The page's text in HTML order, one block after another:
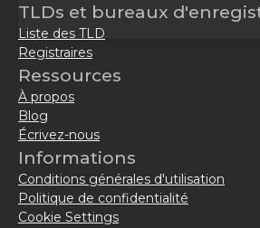
TLDs et bureaux
Liste des TLD
Registraires
Ressources
À propos
Blog
Écrivez-nous
Informations
Conditions générales d'utilisation
Politique de confidentialité
Cookie Settings